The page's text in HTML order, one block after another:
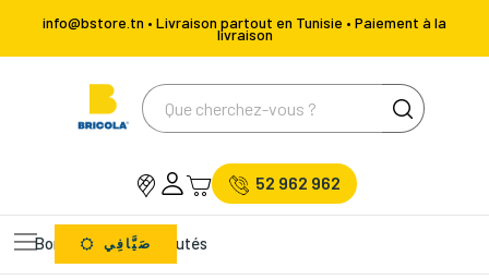
info@bstore.tn • Livraison partout en Tunisie • Paiement à la
livraison
52 962 962
Bons Plans Nouveautés
صَيَّافِي